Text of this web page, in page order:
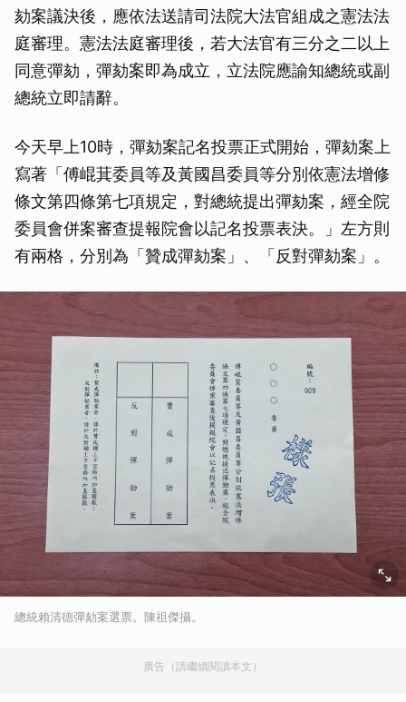
劾案議決後，應依法送請司法院大法官組成之憲法法
庭審理。憲法法庭審理後，若大法官有三分之二以上
同意彈劾，彈劾案即為成立，立法院應諭知總統或副
總統立即請辭。
今天早上10時，彈劾案記名投票正式開始，彈劾案上
寫著「傅崐萁委員等及黃國昌委員等分別依憲法增修
條文第四條第七項規定，對總統提出彈劾案，經全院
委員會併案審查提報院會以記名投票表決。」左方則
有兩格，分別為「贊成彈劾案」、「反對彈劾案」。
總統賴清德彈劾案選票。陳祖傑攝。
廣告（請繼續閱讀本文）